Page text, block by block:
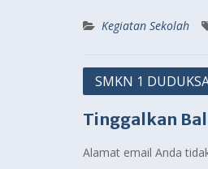
Kegiatan Sekolah
Navigasi
SMKN 1
Tinggalkan
Alamat email Anda